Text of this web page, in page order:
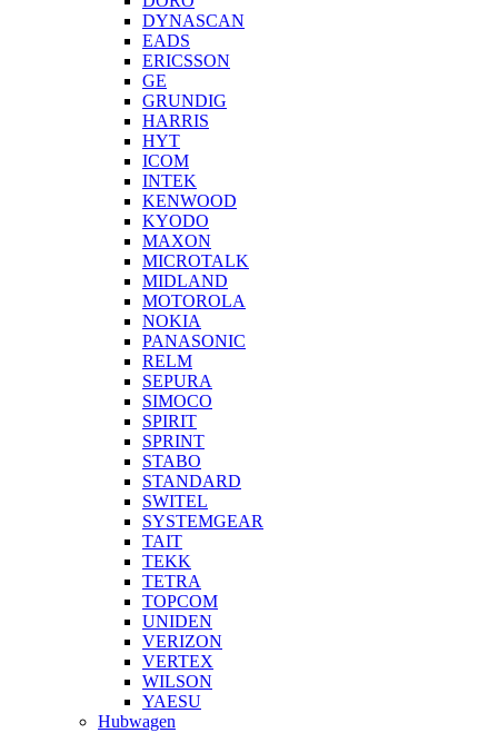
DYNASCAN
EADS
ERICSSON
GE
GRUNDIG
HARRIS
HYT
ICOM
INTEK
KENWOOD
KYODO
MAXON
MICROTALK
MIDLAND
MOTOROLA
NOKIA
PANASONIC
RELM
SEPURA
SIMOCO
SPIRIT
SPRINT
STABO
STANDARD
SWITEL
SYSTEMGEAR
TAIT
TEKK
TETRA
TOPCOM
UNIDEN
VERIZON
VERTEX
WILSON
YAESU
Hubwagen